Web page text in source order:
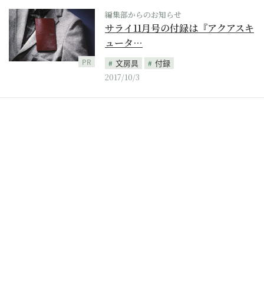
PR
編集部からのお知らせ
サライ11月号の付録は『アクアスキ
ュータ…
文房具
付録
2017/10/3